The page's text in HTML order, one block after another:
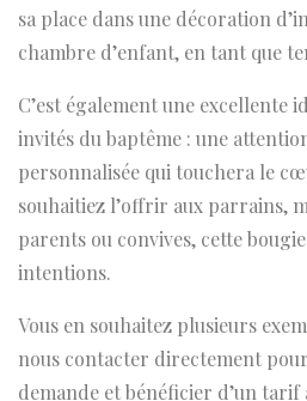
sa place dans une décoration
chambre d’enfant, en tant que
C’est également une excellente
invités du baptême : une
personnalisée qui touchera le
souhaitiez l’offrir aux parrains,
parents ou convives, cette
intentions.
Vous en souhaitez plusieurs
nous contacter directement
demande et bénéficier d’un tarif